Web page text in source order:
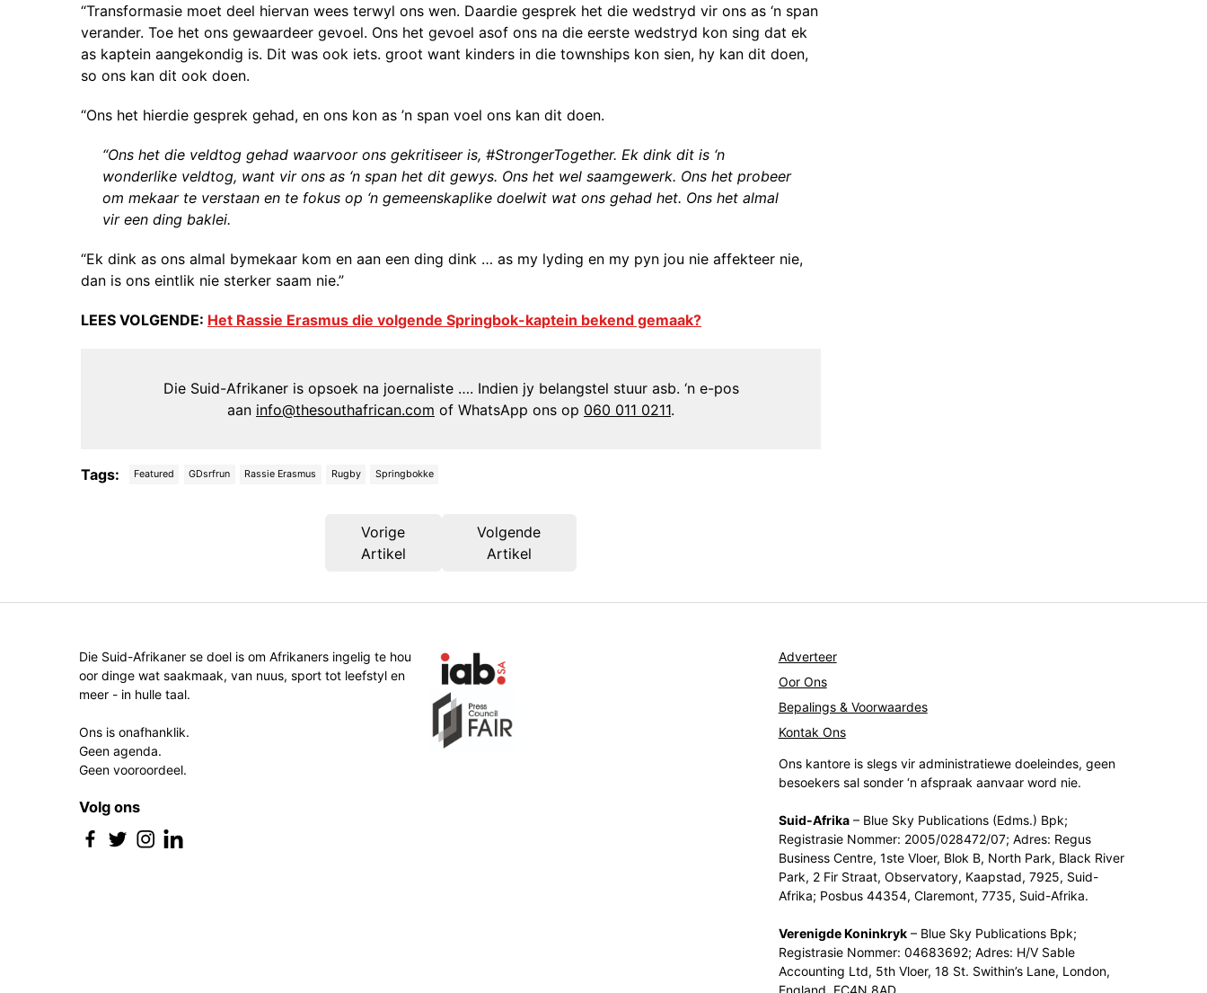
“Transformasie moet deel hiervan wees terwyl ons wen. Daardie gesprek het die wedstryd vir ons as ‘n span
verander. Toe het ons gewaardeer gevoel. Ons het gevoel asof ons na die eerste wedstryd kon sing dat ek
as kaptein aangekondig is. Dit was ook iets. groot want kinders in die townships kon sien, hy kan dit doen,
so ons kan dit ook doen.
“Ons het hierdie gesprek gehad, en ons kon as ’n span voel ons kan dit doen.
“Ons het die veldtog gehad waarvoor ons gekritiseer is, #StrongerTogether. Ek dink dit is ‘n
wonderlike veldtog, want vir ons as ‘n span het dit gewys. Ons het wel saamgewerk. Ons het probeer
om mekaar te verstaan ​​en te fokus op ‘n gemeenskaplike doelwit wat ons gehad het. Ons het almal
vir een ding baklei.
“Ek dink as ons almal bymekaar kom en aan een ding dink … as my lyding en my pyn jou nie affekteer nie,
dan is ons eintlik nie sterker saam nie.”
LEES VOLGENDE: Het Rassie Erasmus die volgende Springbok-kaptein bekend gemaak?
Die Suid-Afrikaner is opsoek na joernaliste …. Indien jy belangstel stuur asb. ‘n e-pos
aan info@thesouthafrican.com of WhatsApp ons op 060 011 0211.
Tags: Featured GDsrfrun Rassie Erasmus Rugby Springbokke
Volgende
Artikel
Vorige
Artikel
Die Suid-Afrikaner se doel is om Afrikaners ingelig te hou
oor dinge wat saakmaak, van nuus, sport tot leefstyl en
meer - in hulle taal.
Ons is onafhanklik.
Geen agenda.
Geen vooroordeel.
Volg ons
Adverteer
Oor Ons
Bepalings & Voorwaardes
Kontak Ons
Ons kantore is slegs vir administratiewe doeleindes, geen
besoekers sal sonder ‘n afspraak aanvaar word nie.
Suid-Afrika– Blue Sky Publications (Edms.) Bpk;
Registrasie Nommer: 2005/028472/07; Adres: Regus
Business Centre, 1ste Vloer, Blok B, North Park, Black River
Park, 2 Fir Straat, Observatory, Kaapstad, 7925, Suid-
Afrika; Posbus 44354, Claremont, 7735, Suid-Afrika.
Verenigde Koninkryk– Blue Sky Publications Bpk;
Registrasie Nommer: 04683692; Adres: H/V Sable
Accounting Ltd, 5th Vloer, 18 St. Swithin’s Lane, London,